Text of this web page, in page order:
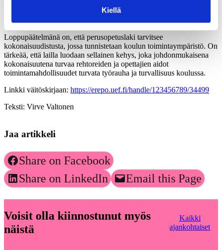
Kiellä
käyttöön kuluvan ajan kautta rajoitetaan kaikkien muiden oikeutta
perusopetukseen, ei tunnisteta.
Loppupäätelmänä on, että perusopetuslaki tarvitsee
kokonaisuudistusta, jossa tunnistetaan koulun toimintaympäristö. On
tärkeää, että lailla luodaan sellainen kehys, joka johdonmukaisena
kokonaisuutena turvaa rehtoreiden ja opettajien aidot
toimintamahdollisuudet turvata työrauha ja turvallisuus koulussa.
Linkki väitöskirjaan: https://erepo.uef.fi/handle/123456789/34499
Teksti: Virve Valtonen
Jaa artikkeli
Share on Facebook
Share on LinkedIn
Email this Page
Voisit olla kiinnostunut myös
näistä
Kaikki
ajankohtaiset